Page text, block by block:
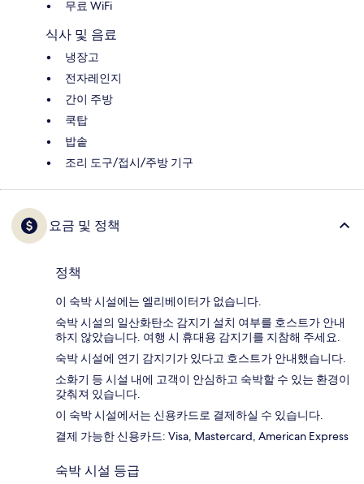
무료 WiFi
식사 및 음료
냉장고
전자레인지
간이 주방
쿡탑
밥솥
조리 도구/접시/주방 기구
요금 및 정책
정책
이 숙박 시설에는 엘리베이터가 없습니다.
숙박 시설의 일산화탄소 감지기 설치 여부를 호스트가 안내
하지 않았습니다. 여행 시 휴대용 감지기를 지참해 주세요.
숙박 시설에 연기 감지기가 있다고 호스트가 안내했습니다.
소화기 등 시설 내에 고객이 안심하고 숙박할 수 있는 환경이
갖춰져 있습니다.
이 숙박 시설에서는 신용카드로 결제하실 수 있습니다.
결제 가능한 신용카드: Visa, Mastercard, American Express
숙박 시설 등급